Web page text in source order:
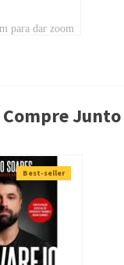
Junto
Best-seller